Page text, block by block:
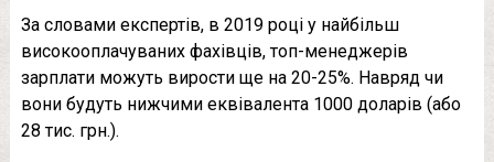
За словами експертів, в 2019 році у найбільш
високооплачуваних фахівців, топ-менеджерів
зарплати можуть вирости ще на 20-25%. Навряд чи
вони будуть нижчими еквівалента 1000 доларів (або
28 тис. грн.).